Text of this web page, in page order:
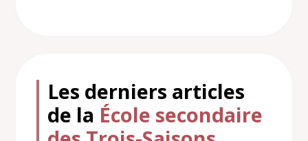
Les derniers articles
de la École secondaire